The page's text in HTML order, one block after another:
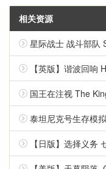
相关资源
星际战士 战斗部队
【英版】谐波回响
国王在注视 The
泰坦尼克号生存模
【日版】选择义务